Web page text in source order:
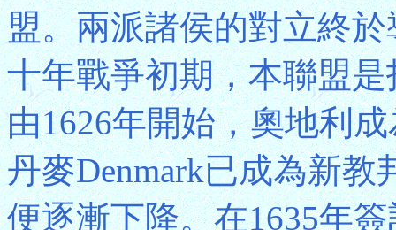
盟。兩派諸侯的對立終
十年戰爭初期，本聯盟
由1626年開始，奧地利
丹麥Denmark已成為新
便逐漸下降。在1635年